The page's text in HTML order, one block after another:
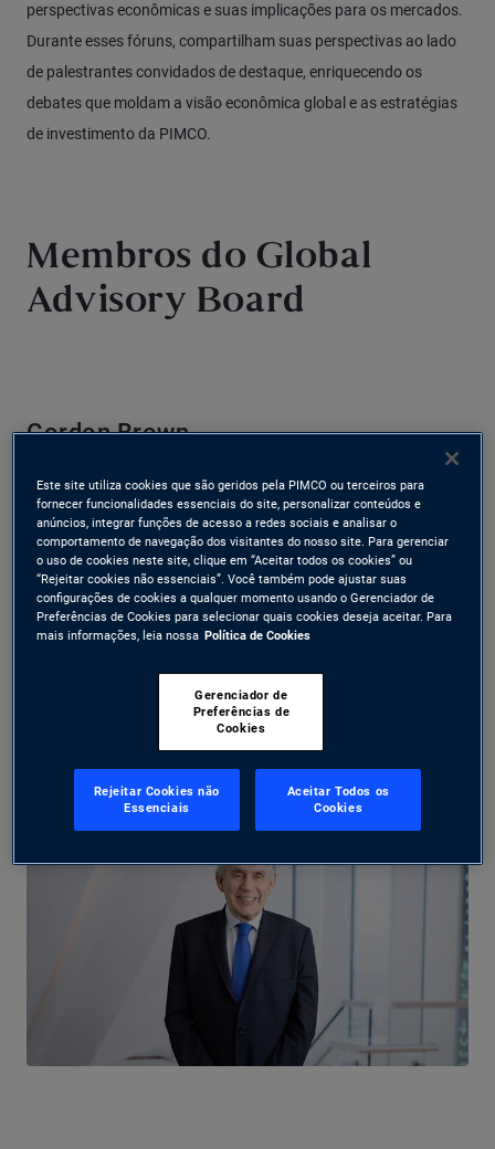
perspectivas econômicas e suas implicações para os mercados.
Durante esses fóruns, compartilham suas perspectivas ao lado
de palestrantes convidados de destaque, enriquecendo os
debates que moldam a visão econômica global e as estratégias
de investimento da PIMCO.
Membros do Global
Advisory Board
Gordon Brown
Ex-Primeiro-Ministro e ex-Ministro das Finanças do
Reino Unido.
O Dr. Brown foi Primeiro Ministro do Reino Unido de Junho de
2007 a Maio de 2010, tendo anteriormente ocupado o cargo de
Ministro das Finanças de 1997 a 2007, tornando-se o titular do
cargo pelo período mais longo em dois séculos. É Ph.D. em
História pela Universidade de Edimburgo, onde foi professor
antes de ingressar no Parlamento. É autor de diversos livros e,
Unidas para a Educação Global, além de presidir a Iniciativa de
Infraestrutura Estratégica Global do Fórum Econômico Mundial.
Este site utiliza cookies que são geridos pela PIMCO ou terceiros para
fornecer funcionalidades essenciais do site, personalizar conteúdos e
anúncios, integrar funções de acesso a redes sociais e analisar o
comportamento de navegação dos visitantes do nosso site. Para gerenciar
o uso de cookies neste site, clique em “Aceitar todos os cookies” ou
“Rejeitar cookies não essenciais”. Você também pode ajustar suas
configurações de cookies a qualquer momento usando o Gerenciador de
Preferências de Cookies para selecionar quais cookies deseja aceitar. Para
mais informações, leia nossa Política de Cookies
Gerenciador de
Preferências de
Cookies
Rejeitar Cookies não
Essenciais
Aceitar Todos os
Cookies